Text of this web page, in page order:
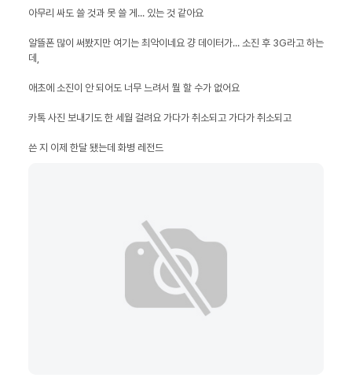
알뜰폰 많이 써봤지만 여기는 최악이네요 걍 데이터가... 소진 후 3G라고 하는
쓴 지 이제 한달 됐는데 화병 레전드